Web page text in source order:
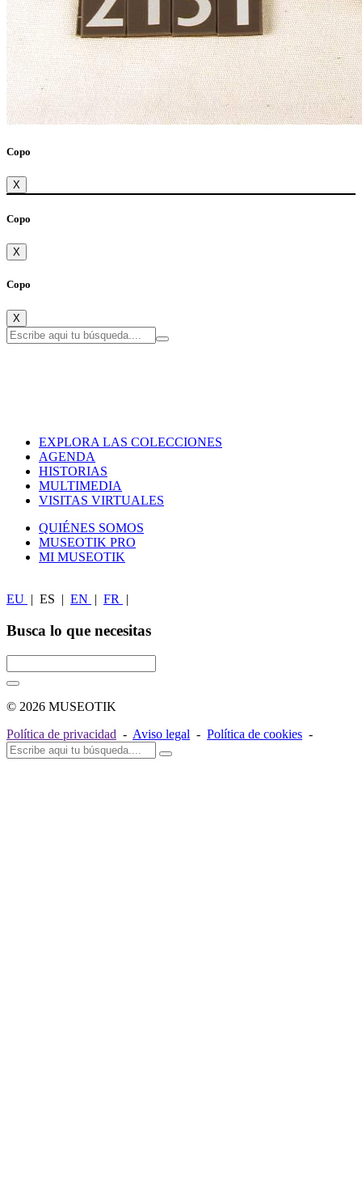
Copo
X
Copo
X
Copo
X
EXPLORA LAS COLECCIONES
AGENDA
HISTORIAS
MULTIMEDIA
VISITAS VIRTUALES
QUIÉNES SOMOS
MUSEOTIK PRO
MI MUSEOTIK
EU | ES | EN | FR |
Busca lo que necesitas
© 2026 MUSEOTIK
Política de privacidad - Aviso legal - Política de cookies -